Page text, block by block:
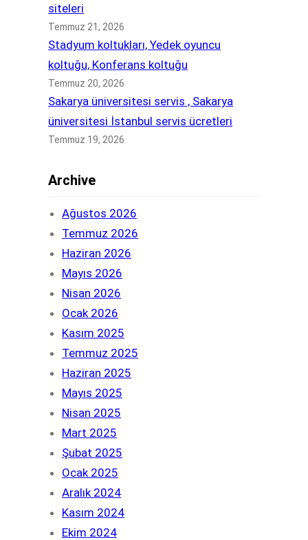
siteleri
Temmuz 21, 2026
Stadyum koltukları, Yedek oyuncu
koltuğu, Konferans koltuğu
Temmuz 20, 2026
Sakarya üniversitesi servis , Sakarya
üniversitesi İstanbul servis ücretleri
Temmuz 19, 2026
Archive
Ağustos 2026
Temmuz 2026
Haziran 2026
Mayıs 2026
Nisan 2026
Ocak 2026
Kasım 2025
Temmuz 2025
Haziran 2025
Mayıs 2025
Nisan 2025
Mart 2025
Şubat 2025
Ocak 2025
Aralık 2024
Kasım 2024
Ekim 2024